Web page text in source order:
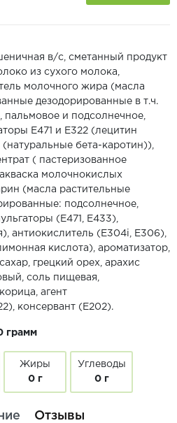
в/с, сметанный продукт
из сухого молока,
молочного жира (масла
дезодорированные в т.ч.
и подсолнечное,
Е471 и Е322 (лецитин
бета-каротин)),
( пастеризованное
молочнокислых
(масла растительные
подсолнечное,
(Е471, Е433),
антиокислитель (Е304i, Е306),
кислота), ароматизатор,
грецкий орех, арахис
соль пищевая,
агент
консервант (Е202).
грамм
Жиры
0 г
Углеводы
0 г
Отзывы